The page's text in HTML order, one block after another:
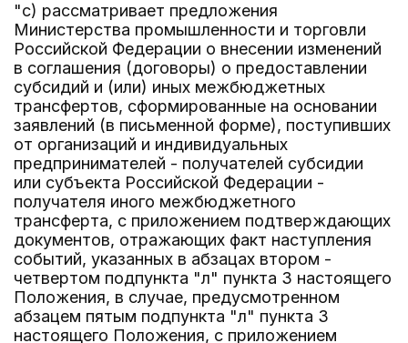
"с) рассматривает предложения
Министерства промышленности и торговли
Российской Федерации о внесении изменений
в соглашения (договоры) о предоставлении
субсидий и (или) иных межбюджетных
трансфертов, сформированные на основании
заявлений (в письменной форме), поступивших
от организаций и индивидуальных
предпринимателей - получателей субсидии
или субъекта Российской Федерации -
получателя иного межбюджетного
трансферта, с приложением подтверждающих
документов, отражающих факт наступления
событий, указанных в абзацах втором -
четвертом подпункта "л" пункта 3 настоящего
Положения, в случае, предусмотренном
абзацем пятым подпункта "л" пункта 3
настоящего Положения, с приложением